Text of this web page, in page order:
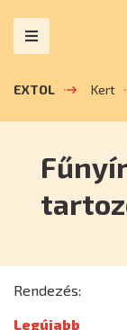
EXTOL Kert
Rendezés:
Legújabb